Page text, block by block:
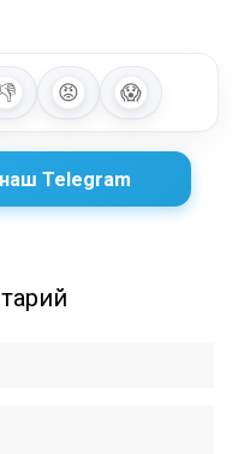
😡 😱
Telegram